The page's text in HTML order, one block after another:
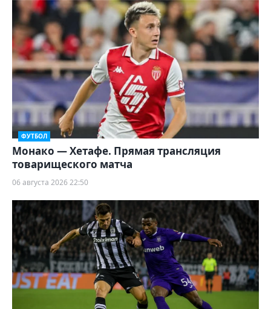
ФУТБОЛ
Монако — Хетафе. Прямая трансляция
товарищеского матча
06 августа 2026 22:50